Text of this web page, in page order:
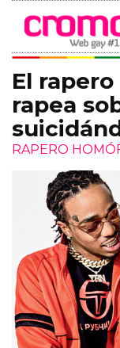
El
rapea
RAPERO